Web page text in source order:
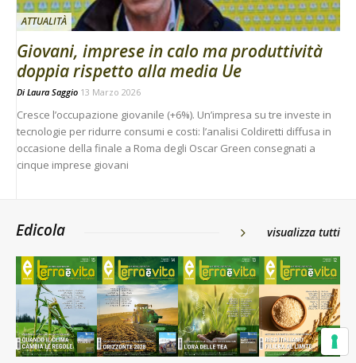
ATTUALITÀ
Giovani, imprese in calo ma produttività
doppia rispetto alla media Ue
Di Laura Saggio 13 Marzo 2026
Cresce l’occupazione giovanile (+6%). Un’impresa su tre investe in
tecnologie per ridurre consumi e costi: l’analisi Coldiretti diffusa in
occasione della finale a Roma degli Oscar Green consegnati a
cinque imprese giovani
Edicola visualizza tutti